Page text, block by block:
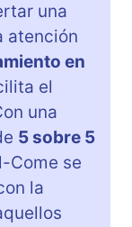
una
atención
en
el
una
5 sobre 5
Come se
la